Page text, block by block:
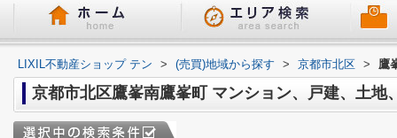
LIXIL不動産ショップ テン > (売買)地域から探す > 京都市北区 > 鷹
京都市北区鷹峯南鷹峯町 マンション、戸建、土